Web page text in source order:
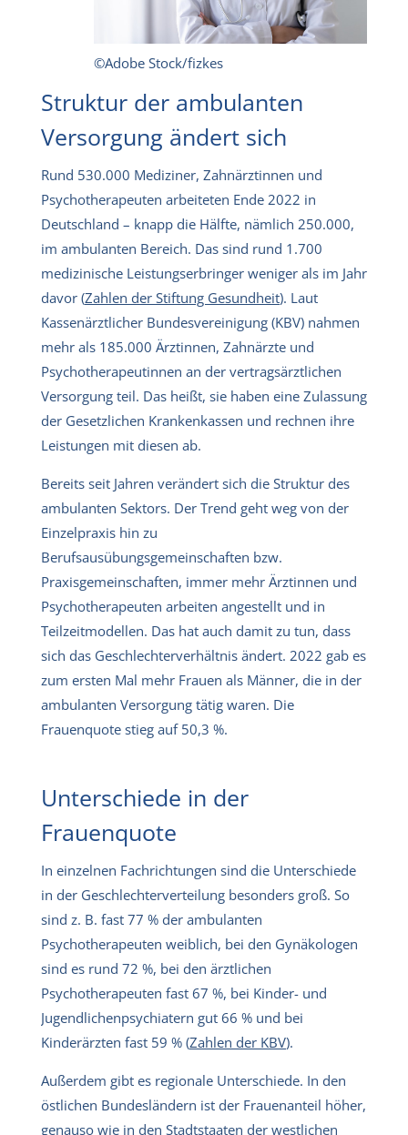
©Adobe Stock/fizkes
Struktur der ambulanten
Versorgung ändert sich
Rund 530.000 Mediziner, Zahnärztinnen und
Psychotherapeuten arbeiteten Ende 2022 in
Deutschland – knapp die Hälfte, nämlich 250.000,
im ambulanten Bereich. Das sind rund 1.700
medizinische Leistungserbringer weniger als im Jahr
davor (Zahlen der Stiftung Gesundheit). Laut
Kassenärztlicher Bundesvereinigung (KBV) nahmen
mehr als 185.000 Ärztinnen, Zahnärzte und
Psychotherapeutinnen an der vertragsärztlichen
Versorgung teil. Das heißt, sie haben eine Zulassung
der Gesetzlichen Krankenkassen und rechnen ihre
Leistungen mit diesen ab.
Bereits seit Jahren verändert sich die Struktur des
ambulanten Sektors. Der Trend geht weg von der
Einzelpraxis hin zu
Berufsausübungsgemeinschaften bzw.
Praxisgemeinschaften, immer mehr Ärztinnen und
Psychotherapeuten arbeiten angestellt und in
Teilzeitmodellen. Das hat auch damit zu tun, dass
sich das Geschlechterverhältnis ändert. 2022 gab es
zum ersten Mal mehr Frauen als Männer, die in der
ambulanten Versorgung tätig waren. Die
Frauenquote stieg auf 50,3 %.
Unterschiede in der
Frauenquote
In einzelnen Fachrichtungen sind die Unterschiede
in der Geschlechterverteilung besonders groß. So
sind z. B. fast 77 % der ambulanten
Psychotherapeuten weiblich, bei den Gynäkologen
sind es rund 72 %, bei den ärztlichen
Psychotherapeuten fast 67 %, bei Kinder- und
Jugendlichenpsychiatern gut 66 % und bei
Kinderärzten fast 59 % (Zahlen der KBV).
Außerdem gibt es regionale Unterschiede. In den
östlichen Bundesländern ist der Frauenanteil höher,
genauso wie in den Stadtstaaten der westlichen